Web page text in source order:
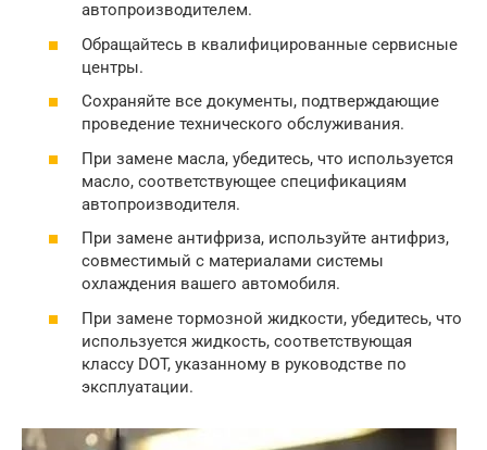
автопроизводителем.
Обращайтесь в квалифицированные сервисные
центры.
Сохраняйте все документы, подтверждающие
проведение технического обслуживания.
При замене масла, убедитесь, что используется
масло, соответствующее спецификациям
автопроизводителя.
При замене антифриза, используйте антифриз,
совместимый с материалами системы
охлаждения вашего автомобиля.
При замене тормозной жидкости, убедитесь, что
используется жидкость, соответствующая
классу DOT, указанному в руководстве по
эксплуатации.